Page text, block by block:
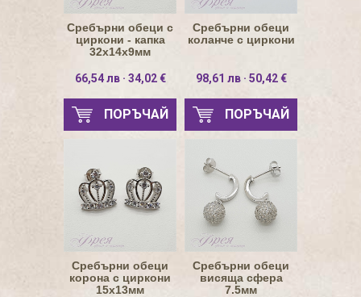
Сребърни обеци с
циркони - капка
32х14х9мм
66,54 лв · 34,02 €
ПОРЪЧАЙ
Сребърни обеци
коланче с циркони
98,61 лв · 50,42 €
ПОРЪЧАЙ
Сребърни обеци
корона с циркони
15х13мм
Сребърни обеци
висяща сфера
7.5мм